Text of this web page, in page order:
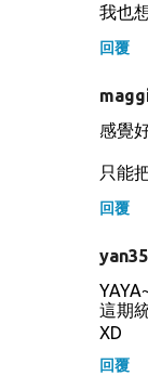
我也
回覆
感覺
只能
回覆
這期
XD
回覆